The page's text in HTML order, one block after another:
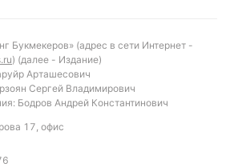
Букмекеров» (адрес в сети Интернет -
) (далее - Издание)
Арташесович
Сергей Владимирович
Бодров Андрей Константинович
17, офис